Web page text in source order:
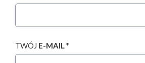
TWÓJ E-MAIL *